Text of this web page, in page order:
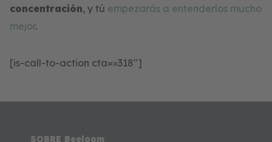
concentración, y tú empezarás a entenderlos mucho
mejor.
[is-call-to-action cta=»318″]
SOBRE Beeloom